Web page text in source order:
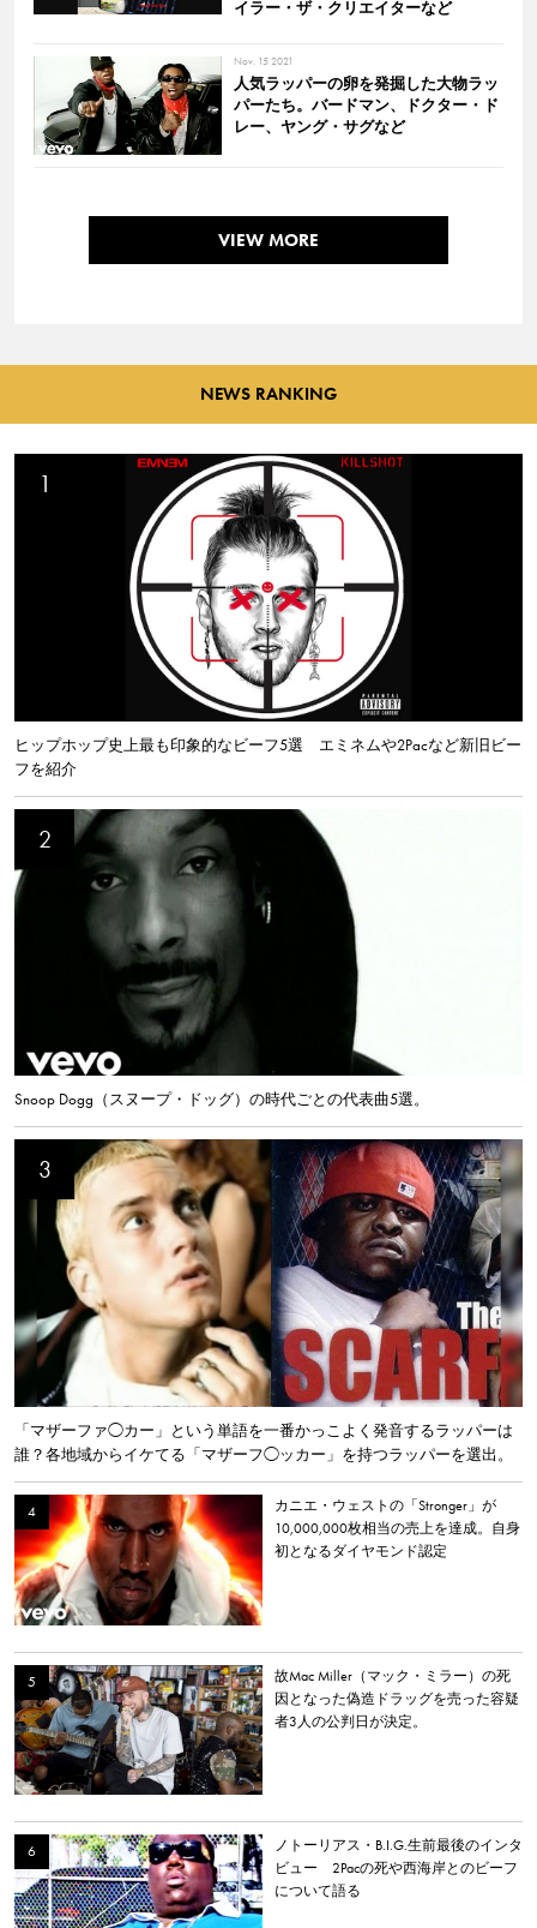
イラー・ザ・クリエイターなど
Nov. 15 2021
人気ラッパーの卵を発掘した大物ラッ
パーたち。バードマン、ドクター・ド
レー、ヤング・サグなど
VIEW MORE
NEWS RANKING
ヒップホップ史上最も印象的なビーフ5選 エミネムや2Pacなど新旧ビー
フを紹介
Snoop Dogg（スヌープ・ドッグ）の時代ごとの代表曲5選。
「マザーファ◯カー」という単語を一番かっこよく発音するラッパーは
誰？各地域からイケてる「マザーフ◯ッカー」を持つラッパーを選出。
カニエ・ウェストの「Stronger」が
10,000,000枚相当の売上を達成。自身
初となるダイヤモンド認定
故Mac Miller（マック・ミラー）の死
因となった偽造ドラッグを売った容疑
者3人の公判日が決定。
ノトーリアス・B.I.G.生前最後のインタ
ビュー 2Pacの死や西海岸とのビーフ
について語る